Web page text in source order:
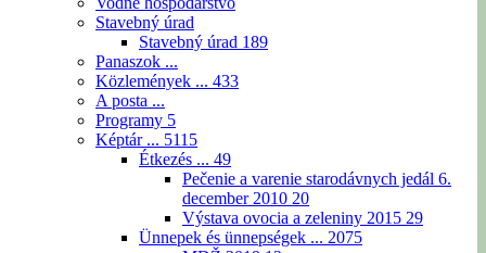
Stavebný úrad
Stavebný úrad 189
Panaszok ...
Közlemények ... 433
A posta ...
Programy 5
Képtár ... 5115
Étkezés ... 49
Pečenie a varenie starodávnych jedál 6.
december 2010 20
Výstava ovocia a zeleniny 2015 29
Ünnepek és ünnepségek ... 2075